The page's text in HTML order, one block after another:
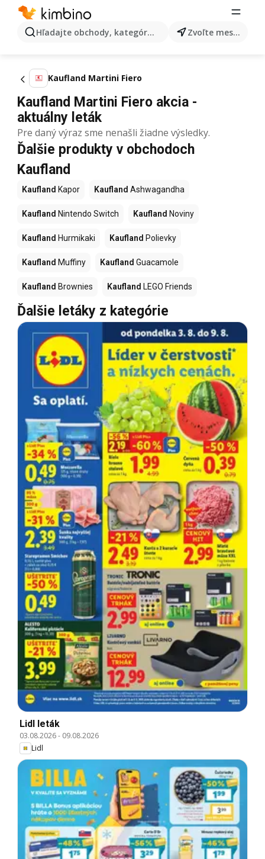
Hľadajte obchody, kategórie, produkty... Zvoľte mesto
Kaufland Martini Fiero
Kaufland Martini Fiero akcia -
aktuálny leták
Pre daný výraz sme nenašli žiadne výsledky.
Ďalšie produkty v obchodoch
Kaufland
Kaufland Kapor Kaufland Ashwagandha
Kaufland Nintendo Switch Kaufland Noviny
Kaufland Hurmikaki Kaufland Polievky
Kaufland Muffiny Kaufland Guacamole
Kaufland Brownies Kaufland LEGO Friends
Ďalšie letáky z kategórie
Lidl leták
03.08.2026- 09.08.2026
Lidl